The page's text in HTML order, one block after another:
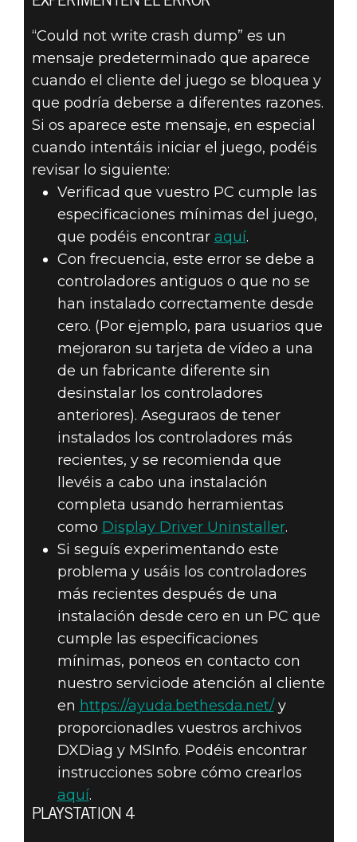
“Could not write crash dump” es un
mensaje predeterminado que aparece
cuando el cliente del juego se bloquea y
que podría deberse a diferentes razones.
Si os aparece este mensaje, en especial
cuando intentáis iniciar el juego, podéis
revisar lo siguiente:
Verificad que vuestro PC cumple las
especificaciones mínimas del juego,
que podéis encontrar aquí.
Con frecuencia, este error se debe a
controladores antiguos o que no se
han instalado correctamente desde
cero. (Por ejemplo, para usuarios que
mejoraron su tarjeta de vídeo a una
de un fabricante diferente sin
desinstalar los controladores
anteriores). Aseguraos de tener
instalados los controladores más
recientes, y se recomienda que
llevéis a cabo una instalación
completa usando herramientas
como Display Driver Uninstaller.
Si seguís experimentando este
problema y usáis los controladores
más recientes después de una
instalación desde cero en un PC que
cumple las especificaciones
mínimas, poneos en contacto con
nuestro serviciode atención al cliente
en https://ayuda.bethesda.net/y
proporcionadles vuestros archivos
DXDiag y MSInfo. Podéis encontrar
instrucciones sobre cómo crearlos
aquí.
PLAYSTATION 4